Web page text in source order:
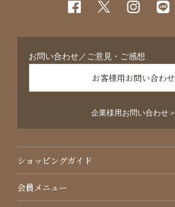
お問い合わせ／ご意見・ご感想
お客様用お問い合わせ
企業様用お問い合わせ＞
ショッピングガイド
会員メニュー